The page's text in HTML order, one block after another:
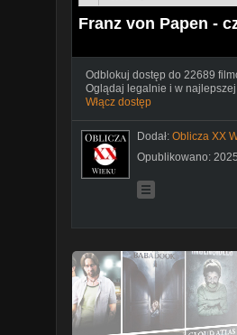
Franz von Papen -
Odblokuj dostęp do 22689
Oglądaj legalnie i w
Włącz dostęp
Dodał: Oblicza XX
Opublikowano: